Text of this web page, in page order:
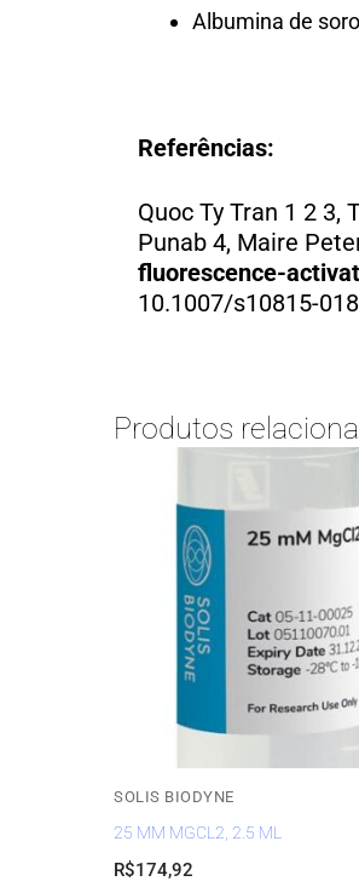
Albumina de
Referências:
Quoc Ty Tran 1 2
Punab 4, Maire
fluorescence-
10.1007/s10815-
Produtos
SOLIS BIODYNE
25 MM MGCL2, 2.5 ML
R$174,92